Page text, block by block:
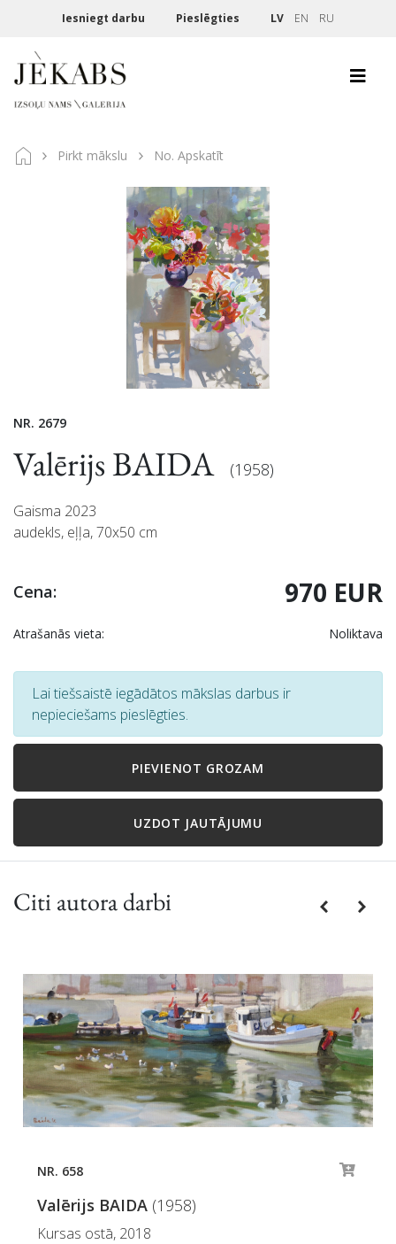
Iesniegt darbu Pieslēgties LV EN RU
Pirkt mākslu No. Apskatīt
NR. 2679
Valērijs BAIDA (1958)
Gaisma 2023
audekls, eļļa, 70x50 cm
Cena: 970 EUR
Atrašanās vieta: Noliktava
Lai tiešsaistē iegādātos mākslas darbus ir
nepieciešams pieslēgties.
PIEVIENOT GROZAM
UZDOT JAUTĀJUMU
Citi autora darbi PreviousNext
NR. 658
Valērijs BAIDA (1958)
Kursas ostā, 2018